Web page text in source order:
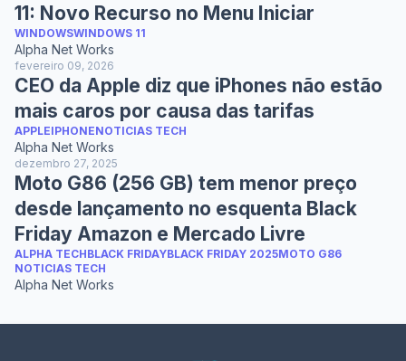
11: Novo Recurso no Menu Iniciar
WINDOWSWINDOWS 11
Alpha Net Works
fevereiro 09, 2026
CEO da Apple diz que iPhones não estão
mais caros por causa das tarifas
APPLEIPHONENOTICIAS TECH
Alpha Net Works
dezembro 27, 2025
Moto G86 (256 GB) tem menor preço
desde lançamento no esquenta Black
Friday Amazon e Mercado Livre
ALPHA TECHBLACK FRIDAYBLACK FRIDAY 2025MOTO G86
NOTICIAS TECH
Alpha Net Works